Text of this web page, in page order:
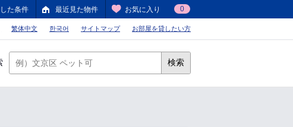
た条件 最近見た物件 お気に入り 0
繁体中文 한국어 サイトマップ お部屋を貸したい方
検索